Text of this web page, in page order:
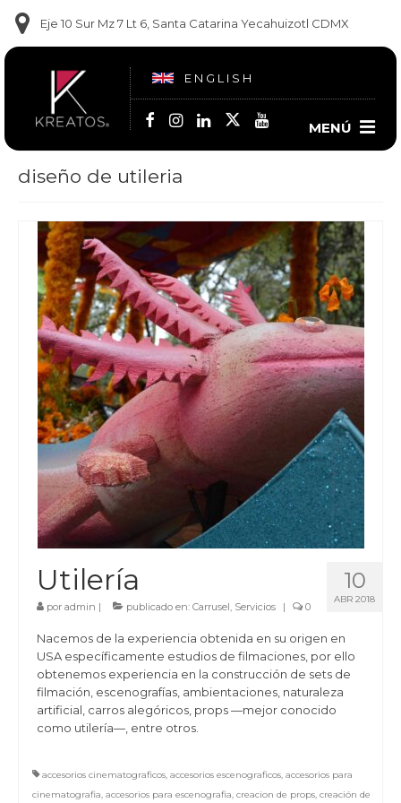
Eje 10 Sur Mz 7 Lt 6, Santa Catarina Yecahuizotl CDMX
ENGLISH
MENÚ
Contacto
(55) 5860-1682
(55) 6909-9102
diseño de utileria
10
ABR 2018
Utilería
por admin | publicado en: Carrusel, Servicios | 0
Nacemos de la experiencia obtenida en su origen en
USA específicamente estudios de filmaciones, por ello
obtenemos experiencia en la construcción de sets de
filmación, escenografías, ambientaciones, naturaleza
artificial, carros alegóricos, props —mejor conocido
como utilería—, entre otros.
accesorios cinematograficos, accesorios escenograficos, accesorios para
cinematografia, accesorios para escenografia, creacion de props, creación de